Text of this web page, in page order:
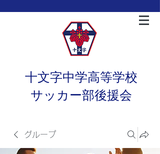
十文字中学高等学校
サッカー部後援会
グループ